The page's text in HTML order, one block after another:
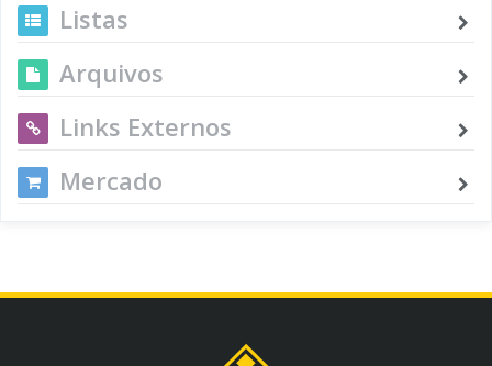
Listas
Arquivos
Links Externos
Mercado